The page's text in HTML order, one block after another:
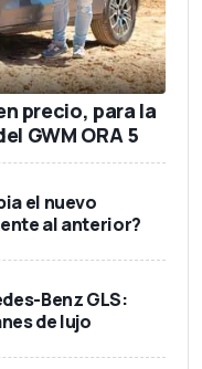
precio, para la
GWM ORA 5
el nuevo
al anterior?
Benz GLS:
de lujo